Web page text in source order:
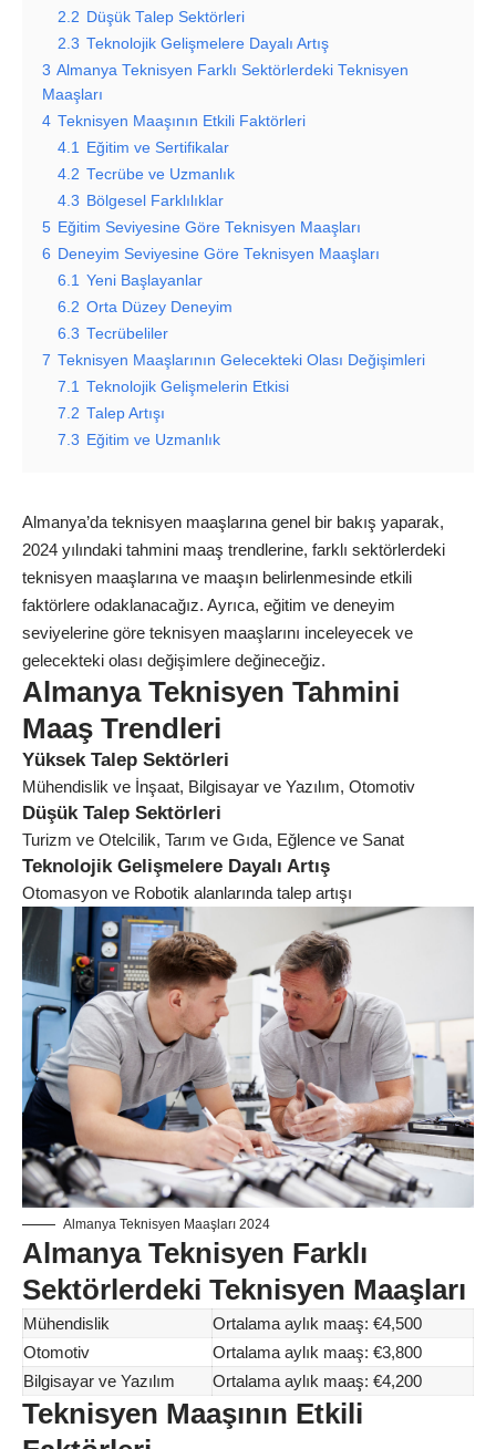
2.2 Düşük Talep Sektörleri
2.3 Teknolojik Gelişmelere Dayalı Artış
3 Almanya Teknisyen Farklı Sektörlerdeki Teknisyen
Maaşları
4 Teknisyen Maaşının Etkili Faktörleri
4.1
Eğitim ve Sertifikalar
4.2 Tecrübe ve Uzmanlık
4.3 Bölgesel Farklılıklar
5 Eğitim Seviyesine Göre Teknisyen Maaşları
6 Deneyim Seviyesine Göre Teknisyen Maaşları
6.1
Yeni Başlayanlar
6.2 Orta Düzey Deneyim
6.3 Tecrübeliler
7 Teknisyen Maaşlarının Gelecekteki Olası Değişimleri
7.1
Teknolojik Gelişmelerin Etkisi
7.2 Talep Artışı
7.3 Eğitim ve Uzmanlık
Almanya’da teknisyen maaşlarına genel bir bakış yaparak,
2024 yılındaki tahmini maaş trendlerine, farklı sektörlerdeki
teknisyen maaşlarına ve maaşın belirlenmesinde etkili
faktörlere odaklanacağız. Ayrıca, eğitim ve deneyim
seviyelerine göre teknisyen maaşlarını inceleyecek ve
gelecekteki olası değişimlere değineceğiz.
Almanya Teknisyen Tahmini
Maaş Trendleri
Yüksek Talep Sektörleri
Mühendislik ve İnşaat, Bilgisayar ve Yazılım, Otomotiv
Düşük Talep Sektörleri
Turizm ve Otelcilik, Tarım ve Gıda, Eğlence ve Sanat
Teknolojik Gelişmelere Dayalı Artış
Otomasyon ve Robotik alanlarında talep artışı
Almanya Teknisyen Maaşları 2024
Almanya Teknisyen Farklı
Sektörlerdeki Teknisyen Maaşları
Mühendislik
Ortalama aylık maaş: €4,500
Otomotiv
Ortalama aylık maaş: €3,800
Bilgisayar ve Yazılım
Ortalama aylık maaş: €4,200
Teknisyen Maaşının Etkili